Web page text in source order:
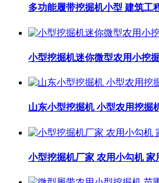
多功能履带挖掘机小型 建筑工
小型挖掘机迷你微型农用小挖
山东小型挖掘机 小型农用挖掘
小型挖掘机厂家 农用小勾机 家